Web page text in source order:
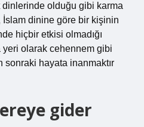
dinlerinde olduğu gibi karma
İslam dinine göre bir kişinin
hiçbir etkisi olmadığı
yeri olarak cehennem gibi
sonraki hayata inanmaktır
gider